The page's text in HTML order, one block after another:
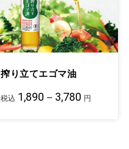
搾り立てエゴマ油
税込 1,890－3,780 円